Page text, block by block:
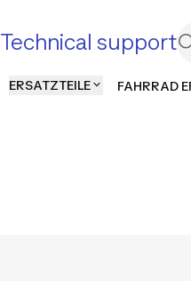
Technical support
ERSATZTEILE FAHRRAD